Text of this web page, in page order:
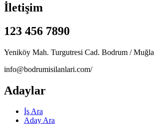
İletişim
123 456 7890
Yeniköy Mah. Turgutresi Cad. Bodrum / Muğla
info@bodrumisilanlari.com/
Adaylar
İş Ara
Aday Ara